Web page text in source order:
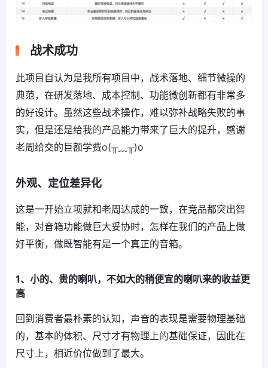
战术成功
此项目自认为是我所有项目中，战术落地、细节微操的
典范，在研发落地、成本控制、功能微创新都有非常多
的好设计。虽然这些战术操作，难以弥补战略失败的事
实，但是还是给我的产品能力带来了巨大的提升，感谢
老周给交的巨额学费o(╥﹏╥)o
外观、定位差异化
这是一开始立项就和老周达成的一致，在竞品都突出智
能，对音箱功能做巨大妥协时，怎样在我们的产品上做
好平衡，做既智能有是一个真正的音箱。
1、小的、贵的喇叭，不如大的稍便宜的喇叭来的收益更
高
回到消费者最朴素的认知，声音的表现是需要物理基础
的，基本的体积、尺寸才有物理上的基础保证，因此在
尺寸上，相近价位做到了最大。